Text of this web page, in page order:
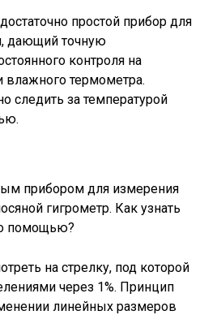
простой прибор для
дающий точную
контроля на
термометра.
следить за температурой
прибором для измерения
гигрометр. Как узнать
помощью?
на стрелку, под которой
через 1%. Принцип
линейных размеров